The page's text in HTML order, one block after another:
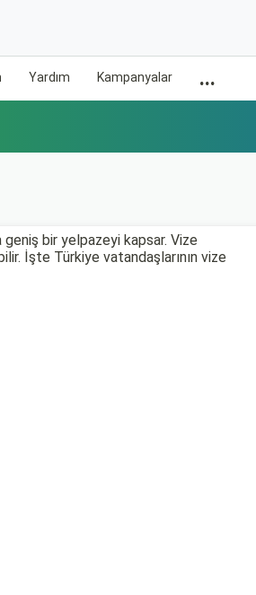
Yardım Kampanyalar ...
bir yelpazeyi kapsar. Vize
İşte Türkiye vatandaşlarının vize